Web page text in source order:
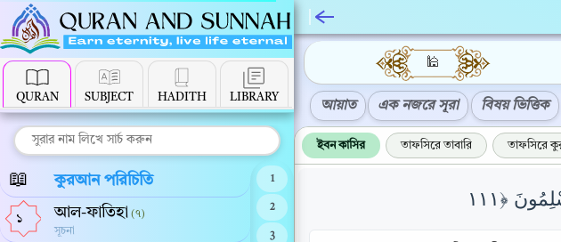
QURAN SUBJECT HADITH LIBRARY
📖 কুরআন পরিচিতি
১ আল-ফাতিহা (৭)
সূচনা
1
2
3
🕌
আয়াত এক নজরে সূরা বিষয় ভিত্তিক
ইবন কাসির তাফসিরে তাবারি তাফসিরে